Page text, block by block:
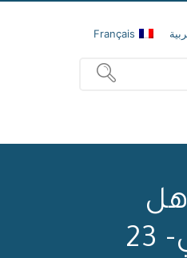
Français
هل
التشريع ضروري؟ وهل هو كاف؟ للأستاذ الصادق الحمامي- 23